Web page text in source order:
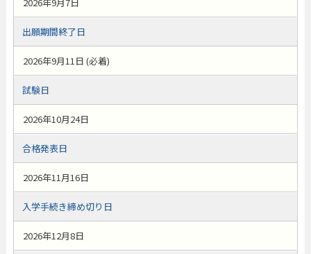
出願期間終了日
2026年9月11日 (必着)
試験日
2026年10月24日
合格発表日
2026年11月16日
入学手続き締め切り日
2026年12月8日